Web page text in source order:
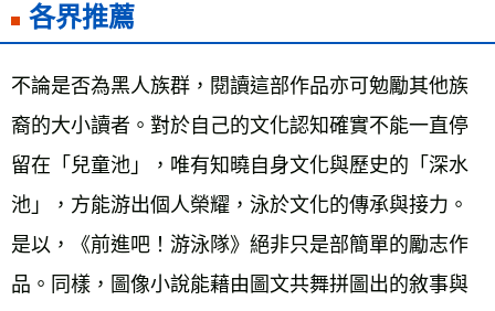
各界推薦
不論是否為黑人族群，閱讀這部作品亦可勉勵其他族
裔的大小讀者。對於自己的文化認知確實不能一直停
留在「兒童池」，唯有知曉自身文化與歷史的「深水
池」，方能游出個人榮耀，泳於文化的傳承與接力。
是以，《前進吧！游泳隊》絕非只是部簡單的勵志作
品。同樣，圖像小說能藉由圖文共舞拼圖出的敘事與